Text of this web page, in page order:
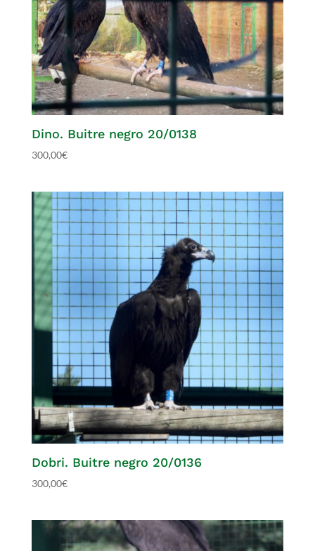
Dino. Buitre negro 20/0138
300,00€
Dobri. Buitre negro 20/0136
300,00€